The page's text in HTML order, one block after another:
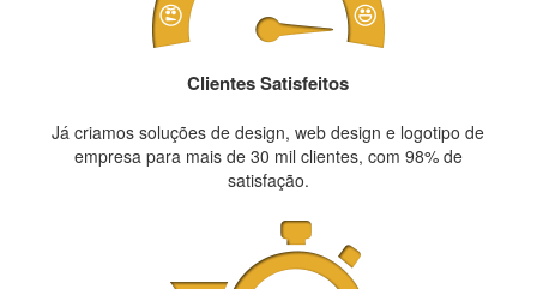
Clientes Satisfeitos
Já criamos soluções de design, web design e logotipo de
empresa para mais de 30 mil clientes, com 98% de
satisfação.